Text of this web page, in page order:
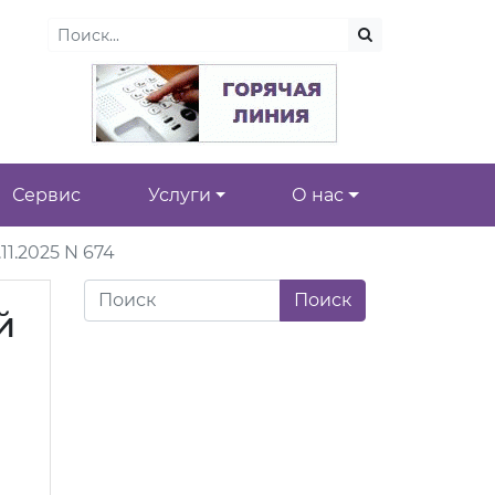
Сервис Услуги О нас
N 674